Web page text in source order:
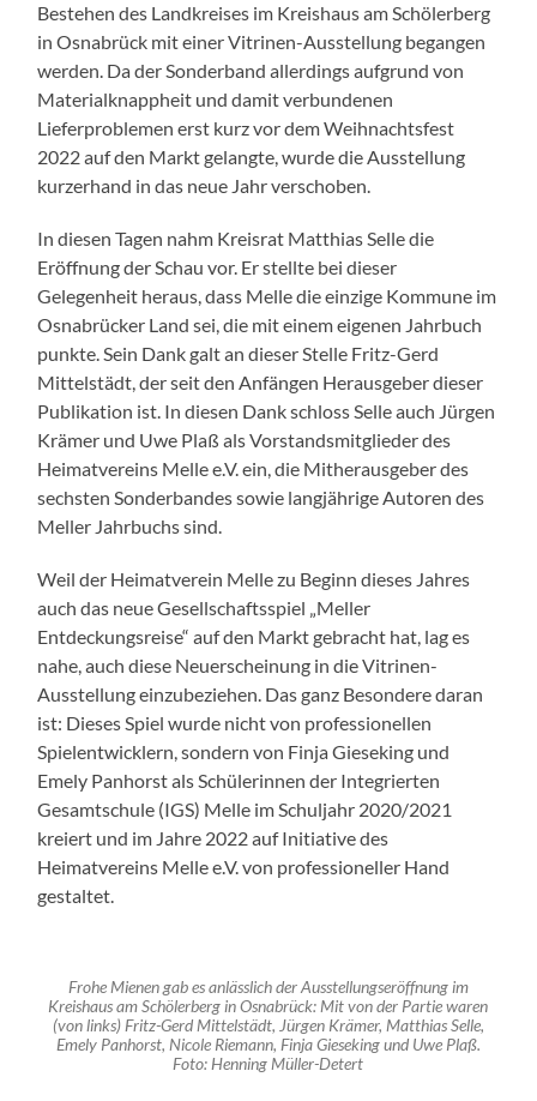
Bestehen des Landkreises im Kreishaus am Schölerberg
in Osnabrück mit einer Vitrinen-Ausstellung begangen
werden. Da der Sonderband allerdings aufgrund von
Materialknappheit und damit verbundenen
Lieferproblemen erst kurz vor dem Weihnachtsfest
2022 auf den Markt gelangte, wurde die Ausstellung
kurzerhand in das neue Jahr verschoben.
In diesen Tagen nahm Kreisrat Matthias Selle die
Eröffnung der Schau vor. Er stellte bei dieser
Gelegenheit heraus, dass Melle die einzige Kommune im
Osnabrücker Land sei, die mit einem eigenen Jahrbuch
punkte. Sein Dank galt an dieser Stelle Fritz-Gerd
Mittelstädt, der seit den Anfängen Herausgeber dieser
Publikation ist. In diesen Dank schloss Selle auch Jürgen
Krämer und Uwe Plaß als Vorstandsmitglieder des
Heimatvereins Melle e.V. ein, die Mitherausgeber des
sechsten Sonderbandes sowie langjährige Autoren des
Meller Jahrbuchs sind.
Weil der Heimatverein Melle zu Beginn dieses Jahres
auch das neue Gesellschaftsspiel „Meller
Entdeckungsreise“ auf den Markt gebracht hat, lag es
nahe, auch diese Neuerscheinung in die Vitrinen-
Ausstellung einzubeziehen. Das ganz Besondere daran
ist: Dieses Spiel wurde nicht von professionellen
Spielentwicklern, sondern von Finja Gieseking und
Emely Panhorst als Schülerinnen der Integrierten
Gesamtschule (IGS) Melle im Schuljahr 2020/2021
kreiert und im Jahre 2022 auf Initiative des
Heimatvereins Melle e.V. von professioneller Hand
gestaltet.
Frohe Mienen gab es anlässlich der Ausstellungseröffnung im
Kreishaus am Schölerberg in Osnabrück: Mit von der Partie waren
(von links) Fritz-Gerd Mittelstädt, Jürgen Krämer, Matthias Selle,
Emely Panhorst, Nicole Riemann, Finja Gieseking und Uwe Plaß.
Foto: Henning Müller-Detert